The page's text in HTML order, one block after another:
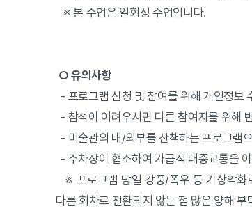
※ 본 수업은 일회성 수업입니다.
○ 유의사항
- 프로그램 신청 및 참여를 위해 개인정보
- 참석이 어려우시면 다른 참여자를 위해
- 미술관의 내/외부를 산책하는 프로그램
- 주차장이 협소하여 가급적 대중교통을
※ 프로그램 당일 강풍/폭우 등 기상악화
다른 회차로 전환되지 않는 점 많은 양해 부